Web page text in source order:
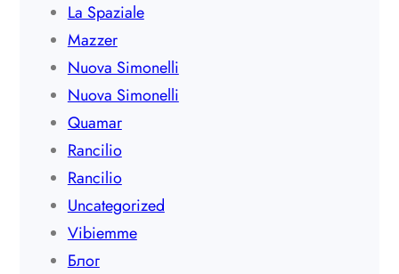
La Spaziale
Mazzer
Nuova Simonelli
Nuova Simonelli
Quamar
Rancilio
Rancilio
Uncategorized
Vibiemme
Блог